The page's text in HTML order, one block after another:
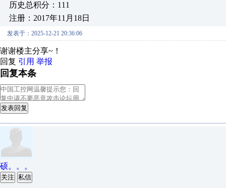
历史总积分：111
注册：2017年11月18日
发表于：2025-12-21 20:36:06
谢谢楼主分享~！
回复 引用 举报
回复本条
发表回复
硕。。。
关注 私信